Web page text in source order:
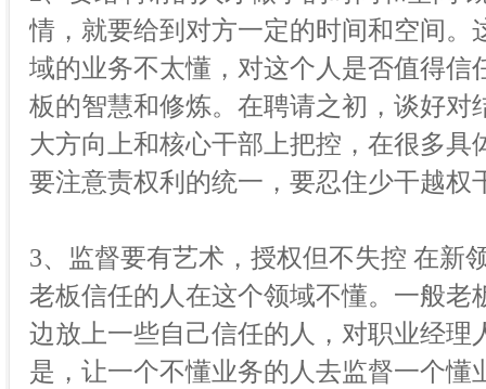
情，就要给到对方一定的时间和空间
域的业务不太懂，对这个人是否值得
板的智慧和修炼。在聘请之初，谈好
大方向上和核心干部上把控，在很多
要注意责权利的统一，要忍住少干越权
3、监督要有艺术，授权但不失控 在新
老板信任的人在这个领域不懂。一般
边放上一些自己信任的人，对职业经理
是，让一个不懂业务的人去监督一个